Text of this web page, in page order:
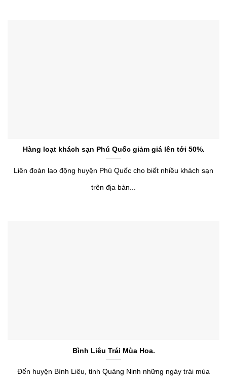
Hàng loạt khách sạn Phú Quốc giảm giá lên tới 50%.
Liên đoàn lao động huyện Phú Quốc cho biết nhiều khách sạn
trên địa bàn...
Bình Liêu Trái Mùa Hoa.
Đến huyện Bình Liêu, tỉnh Quảng Ninh những ngày trái mùa